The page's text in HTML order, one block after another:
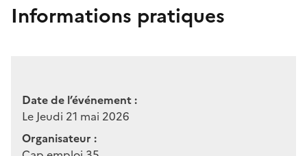
Informations pratiques
Date de l’événement :
Le Jeudi 21 mai 2026
Organisateur :